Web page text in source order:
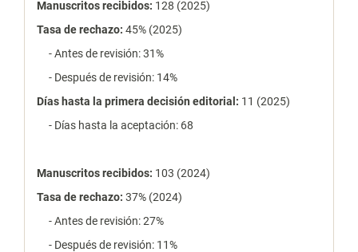
estadísticas
Manuscritos recibidos: 128 (2025)
Tasa de rechazo: 45% (2025)
- Antes de revisión: 31%
- Después de revisión: 14%
Días hasta la primera decisión editorial: 11 (2025)
- Días hasta la aceptación: 68
Manuscritos recibidos: 103 (2024)
Tasa de rechazo: 37% (2024)
- Antes de revisión: 27%
- Después de revisión: 11%